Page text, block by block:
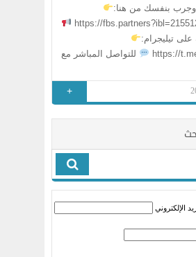
وجرب بنفسك من هنا:
https://
على تيليجرام:
https://
للتواصل المباشر مع
+
الإلكتروني